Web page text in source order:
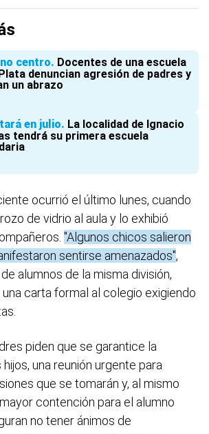
centro
Docentes de una escuela
denuncian agresión de padres y
un abrazo
en julio
La localidad de Ignacio
tendrá su primera escuela
ocurrió el último lunes, cuando
de vidrio al aula y lo exhibió
"Algunos chicos salieron
sentirse amenazados",
alumnos de la misma división,
carta formal al colegio exigiendo
piden que se garantice la
una reunión urgente para
que se tomarán y, al mismo
contención para el alumno
no tener ánimos de